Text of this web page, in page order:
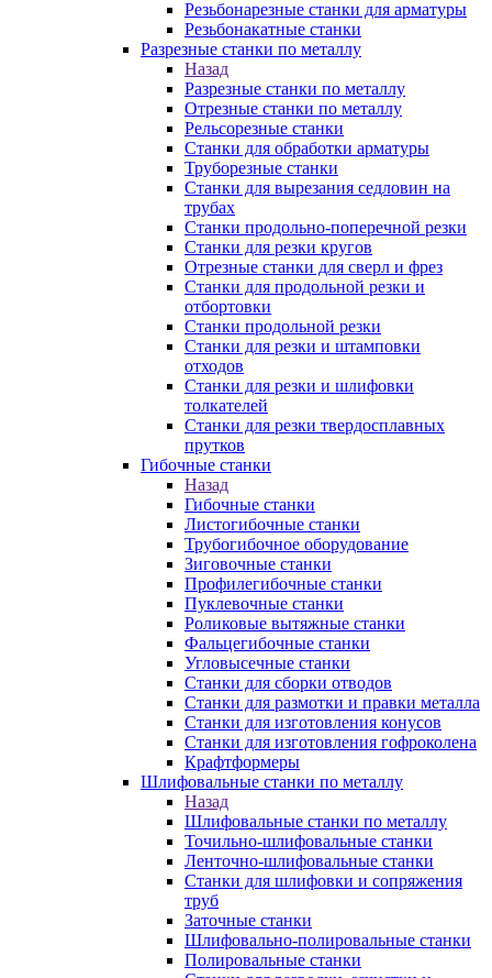
Резьбонарезные станки для арматуры
Резьбонакатные станки
Разрезные станки по металлу
Назад
Разрезные станки по металлу
Отрезные станки по металлу
Рельсорезные станки
Станки для обработки арматуры
Труборезные станки
Станки для вырезания седловин на
трубаx
Станки продольно-поперечной резки
Станки для резки кругов
Отрезные станки для сверл и фрез
Станки для продольной резки и
отбортовки
Станки продольной резки
Станки для резки и штамповки
отходов
Станки для резки и шлифовки
толкателей
Станки для резки твердосплавных
прутков
Гибочные станки
Назад
Гибочные станки
Листогибочные станки
Трубогибочное оборудование
Зиговочные станки
Профилегибочные станки
Пуклевочные станки
Роликовые вытяжные станки
Фальцегибочные станки
Угловысечные станки
Станки для сборки отводов
Станки для размотки и правки металла
Станки для изготовления конусов
Станки для изготовления гофроколена
Крафтформеры
Шлифовальные станки по металлу
Назад
Шлифовальные станки по металлу
Точильно-шлифовальные станки
Ленточно-шлифовальные станки
Станки для шлифовки и сопряжения
труб
Заточные станки
Шлифовально-полировальные станки
Полировальные станки